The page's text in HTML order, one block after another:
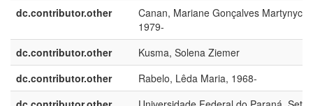
dc.contributor.other
Canan, Mariane Gonçalves
1979-
dc.contributor.other
Kusma, Solena Ziemer
dc.contributor.other
Rabelo, Lêda Maria, 1968-